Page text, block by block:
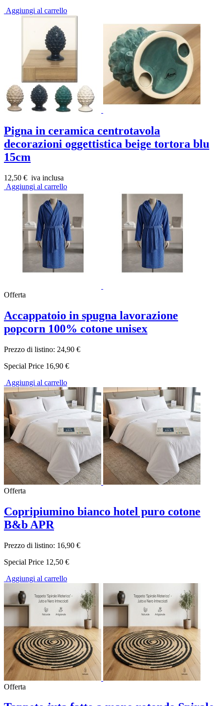
Aggiungi al carrello
Pigna in ceramica centrotavola
decorazioni oggettistica beige tortora blu
15cm
12,50 € iva inclusa
Aggiungi al carrello
Offerta
Accappatoio in spugna lavorazione
popcorn 100% cotone unisex
Prezzo di listino: 24,90 €
Special Price 16,90 €
Aggiungi al carrello
Offerta
Copripiumino bianco hotel puro cotone
B&b APR
Prezzo di listino: 16,90 €
Special Price 12,50 €
Aggiungi al carrello
Offerta